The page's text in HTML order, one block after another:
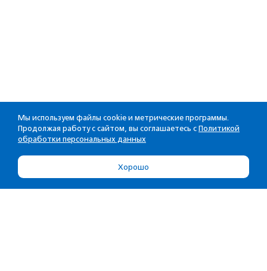
Мы используем файлы cookie и метрические программы.
Продолжая работу с сайтом, вы соглашаетесь с Политикой
обработки персональных данных
Хорошо